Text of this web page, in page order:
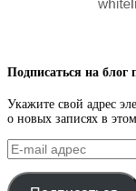
Подписаться на блог
Укажите свой адрес
о новых записях в
E-
mail
адрес